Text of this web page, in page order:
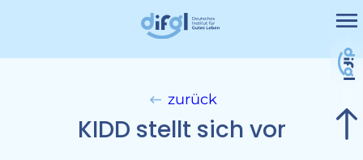
Nicht kategorisiert
Kontakt
zurück
KIDD stellt sich vor